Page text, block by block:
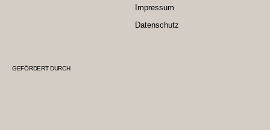
Impressum
Datenschutz
GEFÖRDERT DURCH